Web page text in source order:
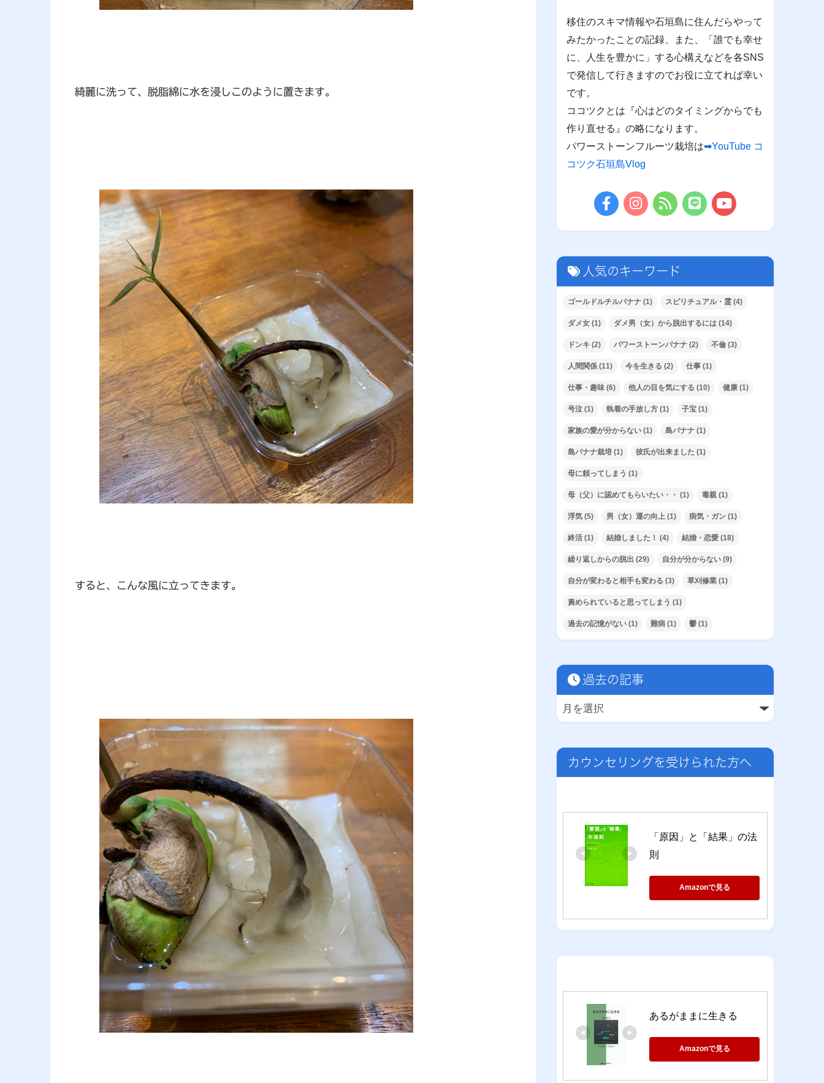
綺麗に洗って、脱脂綿に水を浸しこのように置きます。
すると、こんな風に立ってきます。
移住のスキマ情報や石垣島に住んだらやって
みたかったことの記録、また、「誰でも幸せ
に、人生を豊かに」する心構えなどを各SNS
で発信して行きますのでお役に立てれば幸い
です。
ココツクとは『心はどのタイミングからでも
作り直せる』の略になります。
パワーストーンフルーツ栽培は➡YouTube コ
コツク石垣島Vlog
人気のキーワード
ゴールドルチルバナナ (1) スピリチュアル・霊 (4)
ダメ女 (1) ダメ男（女）から脱出するには (14)
ドンキ (2) パワーストーンバナナ (2) 不倫 (3)
人間関係 (11) 今を生きる (2) 仕事 (1)
仕事・趣味 (6) 他人の目を気にする (10) 健康 (1)
号泣 (1) 執着の手放し方 (1) 子宝 (1)
家族の愛が分からない (1) 島バナナ (1)
島バナナ栽培 (1) 彼氏が出来ました (1)
母に頼ってしまう (1)
母（父）に認めてもらいたい・・ (1) 毒親 (1)
浮気 (5) 男（女）運の向上 (1) 病気・ガン (1)
終活 (1) 結婚しました！ (4) 結婚・恋愛 (18)
繰り返しからの脱出 (29) 自分が分からない (9)
自分が変わると相手も変わる (3) 草刈修業 (1)
責められていると思ってしまう (1)
過去の記憶がない (1) 難病 (1) 鬱 (1)
過去の記事
カウンセリングを受けられた方へ
「原因」と「結果」の法
則
Amazonで見る
あるがままに生きる
Amazonで見る